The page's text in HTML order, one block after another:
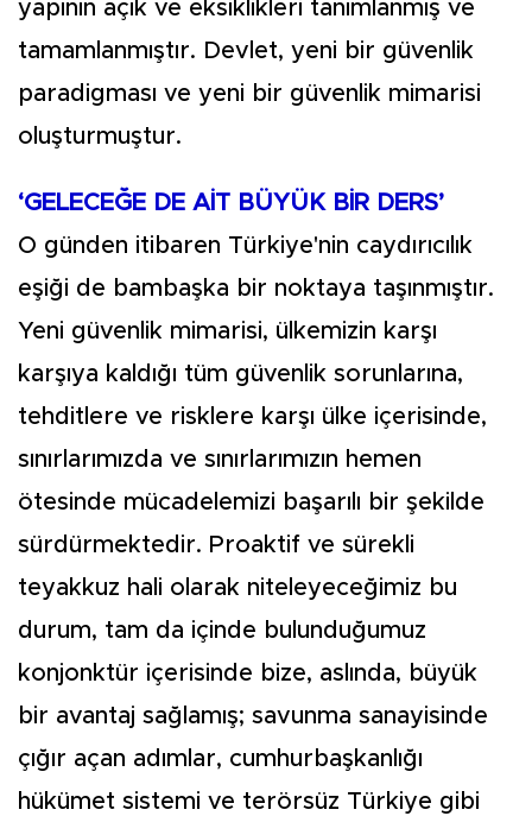
yapının açık ve eksiklikleri tanımlanmış ve
tamamlanmıştır. Devlet, yeni bir güvenlik
paradigması ve yeni bir güvenlik mimarisi
oluşturmuştur.
‘GELECEĞE DE AİT BÜYÜK BİR DERS’
O günden itibaren Türkiye'nin caydırıcılık
eşiği de bambaşka bir noktaya taşınmıştır.
Yeni güvenlik mimarisi, ülkemizin karşı
karşıya kaldığı tüm güvenlik sorunlarına,
tehditlere ve risklere karşı ülke içerisinde,
sınırlarımızda ve sınırlarımızın hemen
ötesinde mücadelemizi başarılı bir şekilde
sürdürmektedir. Proaktif ve sürekli
teyakkuz hali olarak niteleyeceğimiz bu
durum, tam da içinde bulunduğumuz
konjonktür içerisinde bize, aslında, büyük
bir avantaj sağlamış; savunma sanayisinde
çığır açan adımlar, cumhurbaşkanlığı
hükümet sistemi ve terörsüz Türkiye gibi